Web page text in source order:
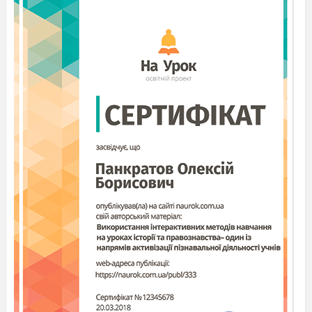
залишає шанс: «Прийде мій кінець?» Кінець,
звичайно, прийде, але його можна відстрочити.
Розмір і римування
Елегія написана чотиристопним ямбом.
Пірріхіі в перших двох рядках і в останній
уповільнюють мову і сприяють поглибленому
спогляданню образів. Римування вірша
перехресна, чергуються жіночі та чоловічі
рими. Пушкін з'єднує характерні для
романтичного світосприйняття слова:
бажання
- страждання, долі - болі, вінець - кінець.
Тропи і образи
Композиційно вірш будується на порівнянні.
Ліричний герой порівнює своє життя, описане
в перших двох строфах, зі станом останнього